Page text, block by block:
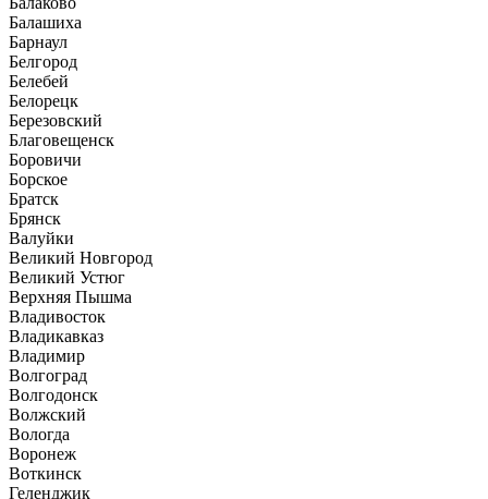
Балашиха
Барнаул
Белгород
Белебей
Белорецк
Березовский
Благовещенск
Боровичи
Борское
Братск
Брянск
Валуйки
Великий Новгород
Великий Устюг
Верхняя Пышма
Владивосток
Владикавказ
Владимир
Волгоград
Волгодонск
Волжский
Вологда
Воронеж
Воткинск
Геленджик